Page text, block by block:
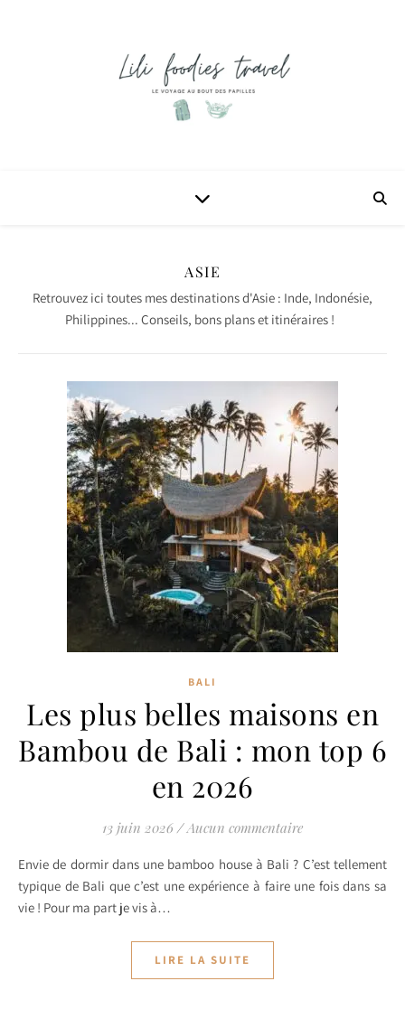
ASIE
Retrouvez ici toutes mes destinations d'Asie : Inde, Indonésie,
Philippines... Conseils, bons plans et itinéraires !
BALI
Les plus belles maisons en
Bambou de Bali : mon top 6
en 2026
13 juin 2026 / Aucun commentaire
Envie de dormir dans une bamboo house à Bali ? C’est tellement
typique de Bali que c’est une expérience à faire une fois dans sa
vie ! Pour ma part je vis à…
LIRE LA SUITE